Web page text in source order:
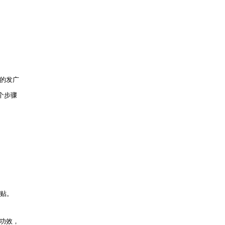
发广
步骤
。
效，